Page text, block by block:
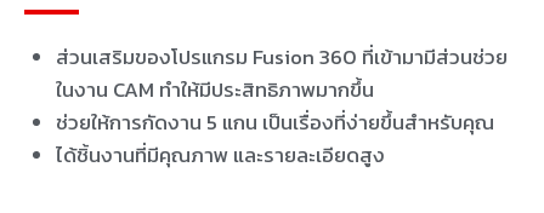
ส่วนเสริมของโปรแกรม Fusion 360 ที่เข้ามามีส่วนช่วย
ในงาน CAM ทำให้มีประสิทธิภาพมากขึ้น
ช่วยให้การกัดงาน 5 แกน เป็นเรื่องที่ง่ายขึ้นสำหรับคุณ
ได้ชิ้นงานที่มีคุณภาพ และรายละเอียดสูง